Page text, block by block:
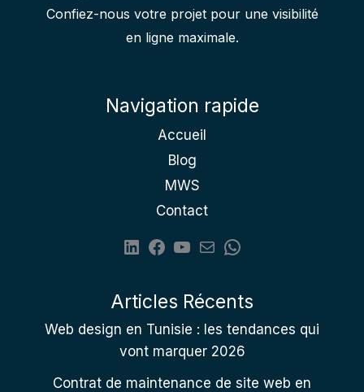
Confiez-nous votre projet pour une visibilité
en ligne maximale.
Navigation rapide
Accueil
Blog
MWS
Contact
Articles Récents
Web design en Tunisie : les tendances qui
vont marquer 2026
Contrat de maintenance de site web en